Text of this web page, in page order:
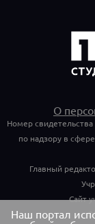
О
Номер
по надзору в
Главный
Сайт
Наш портал